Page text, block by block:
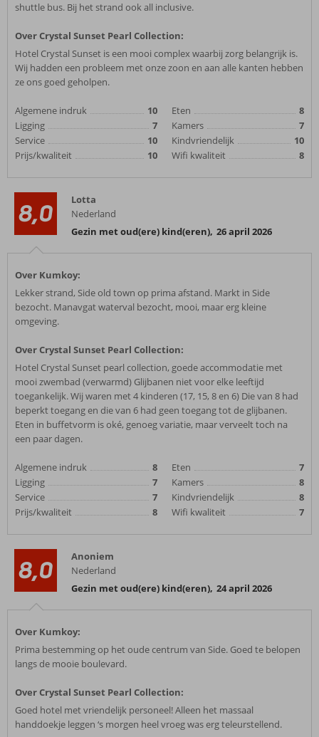
shuttle bus. Bij het strand ook all inclusive.
Over Crystal Sunset Pearl Collection:
Hotel Crystal Sunset is een mooi complex waarbij zorg belangrijk is.
Wij hadden een probleem met onze zoon en aan alle kanten hebben
ze ons goed geholpen.
Algemene indruk
10
Ligging
7
Service
10
Prijs/kwaliteit
10
Eten
8
Kamers
7
Kindvriendelijk
10
Wifi kwaliteit
8
8,0
Lotta
Nederland
Gezin met oud(ere) kind(eren), 26 april 2026
Over Kumkoy:
Lekker strand, Side old town op prima afstand. Markt in Side
bezocht. Manavgat waterval bezocht, mooi, maar erg kleine
omgeving.
Over Crystal Sunset Pearl Collection:
Hotel Crystal Sunset pearl collection, goede accommodatie met
mooi zwembad (verwarmd) Glijbanen niet voor elke leeftijd
toegankelijk. Wij waren met 4 kinderen (17, 15, 8 en 6) Die van 8 had
beperkt toegang en die van 6 had geen toegang tot de glijbanen.
Eten in buffetvorm is oké, genoeg variatie, maar verveelt toch na
een paar dagen.
Algemene indruk
8
Ligging
7
Service
7
Prijs/kwaliteit
8
Eten
7
Kamers
8
Kindvriendelijk
8
Wifi kwaliteit
7
8,0
Anoniem
Nederland
Gezin met oud(ere) kind(eren), 24 april 2026
Over Kumkoy:
Prima bestemming op het oude centrum van Side. Goed te belopen
langs de mooie boulevard.
Over Crystal Sunset Pearl Collection:
Goed hotel met vriendelijk personeel! Alleen het massaal
handdoekje leggen ‘s morgen heel vroeg was erg teleurstellend.